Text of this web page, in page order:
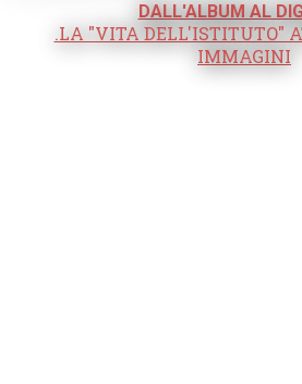
DALL'ALBUM AL
.LA "VITA DELL'ISTITUTO"
IMMAGINI